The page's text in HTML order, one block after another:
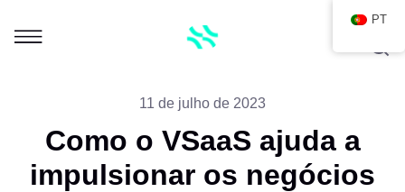
11 de julho de 2023
Como o VSaaS ajuda a
impulsionar os negócios
PT